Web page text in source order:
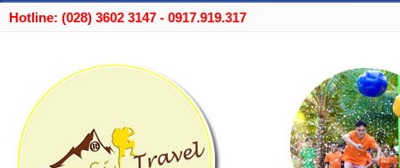
Hotline: (028) 3602 3147 - 0917.919.317